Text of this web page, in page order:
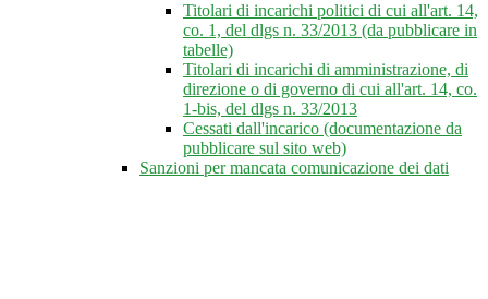
Titolari di incarichi politici di cui all'art. 14,
co. 1, del dlgs n. 33/2013 (da pubblicare in
tabelle)
Titolari di incarichi di amministrazione, di
direzione o di governo di cui all'art. 14, co.
1-bis, del dlgs n. 33/2013
Cessati dall'incarico (documentazione da
pubblicare sul sito web)
Sanzioni per mancata comunicazione dei dati